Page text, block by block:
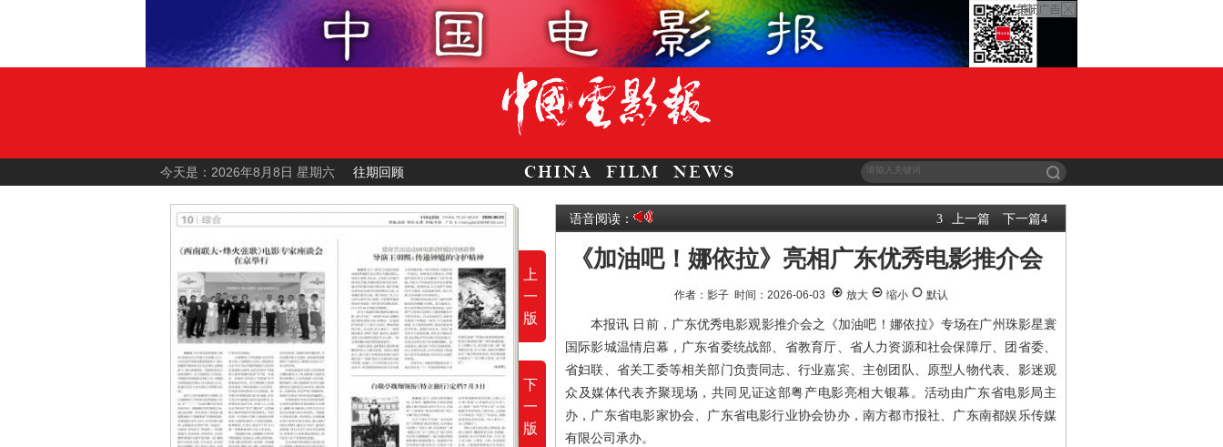
今天是：2026年8月8日 星期六 往期回顾
上
一
版
下
一
版
语音阅读： 3 上一篇 下一篇4
《加油吧！娜依拉》亮相广东优秀电影推介会
作者：影子 时间：2026-06-03 放大 缩小 默认
本报讯 日前，广东优秀电影观影推介会之《加油吧！娜依拉》专场在广州珠影星寰
国际影城温情启幕，广东省委统战部、省教育厅、省人力资源和社会保障厅、团省委、
省妇联、省关工委等相关部门负责同志、行业嘉宾、主创团队、原型人物代表、影迷观
众及媒体代表齐聚现场，共同见证这部粤产电影亮相大银幕。活动由广东省电影局主
办，广东省电影家协会、广东省电影行业协会协办，南方都市报社、广东南都娱乐传媒
有限公司承办。